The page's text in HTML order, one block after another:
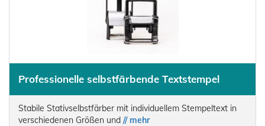
Professionelle selbstfärbende Textstempel
Stabile Stativselbstfärber mit individuellem Stempeltext in
verschiedenen Größen und // mehr